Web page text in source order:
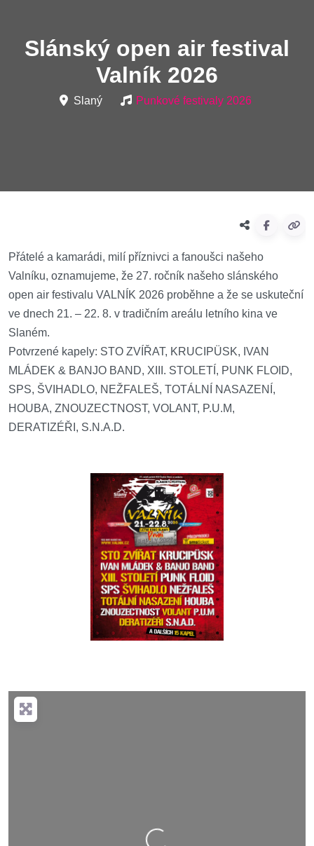
Slánský open air festival
Valník 2026
Slaný Punkové festivaly 2026
Přátelé a kamarádi, milí příznivci a fanoušci našeho
Valníku, oznamujeme, že 27. ročník našeho slánského
open air festivalu VALNÍK 2026 proběhne a že se uskuteční
ve dnech 21. – 22. 8. v tradičním areálu letního kina ve
Slaném.
Potvrzené kapely: STO ZVÍŘAT, KRUCIPÜSK, IVAN
MLÁDEK & BANJO BAND, XIII. STOLETÍ, PUNK FLOID,
SPS, ŠVIHADLO, NEŽFALEŠ, TOTÁLNÍ NASAZENÍ,
HOUBA, ZNOUZECTNOST, VOLANT, P.U.M,
DERATIZÉŘI, S.N.A.D.
Nahrávání….